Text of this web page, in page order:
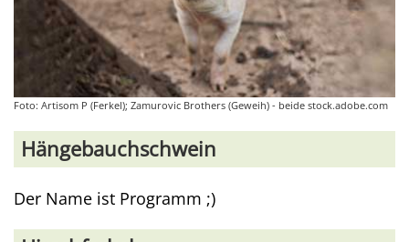
Foto: Artisom P (Ferkel); Zamurovic Brothers (Geweih) - beide stock.adobe.com
Hängebauchschwein
Der Name ist Programm ;)